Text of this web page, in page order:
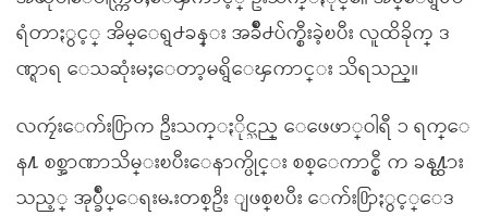
ရံတာႏွင့္ အိမ္ေရွ႕ခန္း အခ်ိဳ႕ပ်က္စီးခဲ့ၿပီး လူထိခိုက္ ဒ
ဏ္ရာရ ေသဆုံးမႈေတာ့မရွိေၾကာင္း သိရသည္။
လကၠဴးေက်း႐ြာက ဦးသက္ႏိုင္သည္ ေဖေဖာ္ဝါရီ ၁ ရက္ေ
န႔ စစ္အာဏာသိမ္းၿပီးေနာက္ပိုင္း စစ္ေကာင္စီ က ခန႔္ထား
သည့္ အုပ္ခ်ဳပ္ေရးမႉးတစ္ဦး ျဖစ္ၿပီး ေက်း႐ြာႏွင့္ေဒ